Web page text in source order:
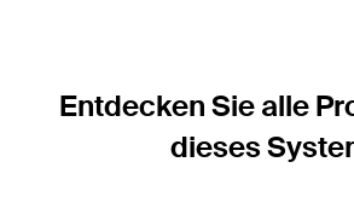
Entdecken Sie alle
dieses